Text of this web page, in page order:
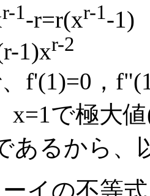
r-1-r=r(xr-1-1)
1)xr-2
，
で極大値(
るから、
イの不等